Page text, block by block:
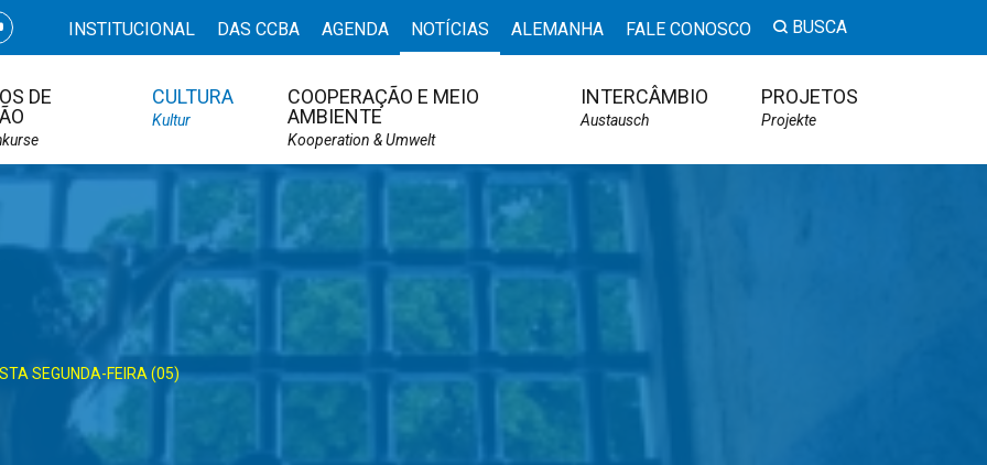
INSTITUCIONAL DAS CCBA AGENDA NOTÍCIAS ALEMANHA FALE CONOSCO BUSCA
DE
CULTURA
Kultur
COOPERAÇÃO E MEIO
AMBIENTE
Kooperation & Umwelt
INTERCÂMBIO
Austausch
PROJETOS
Projekte
SEGUNDA-FEIRA (05)